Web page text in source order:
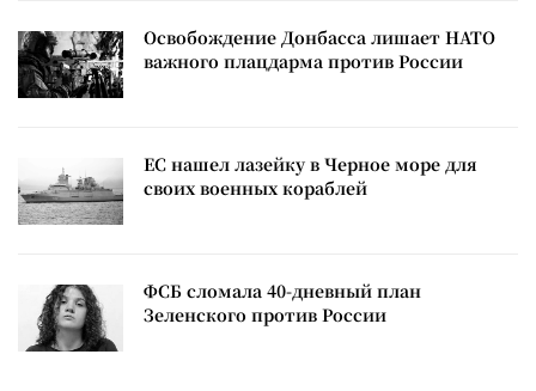
Освобождение Донбасса лишает НАТО
важного плацдарма против России
ЕС нашел лазейку в Черное море для
своих военных кораблей
ФСБ сломала 40-дневный план
Зеленского против России